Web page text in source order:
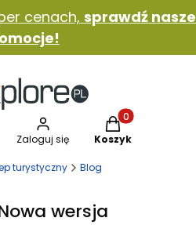
cenach, sprawdź nasze
wyszukiwarkę
Zaloguj się
Produkty w
Koszyk
turystyczny Blog
wersja